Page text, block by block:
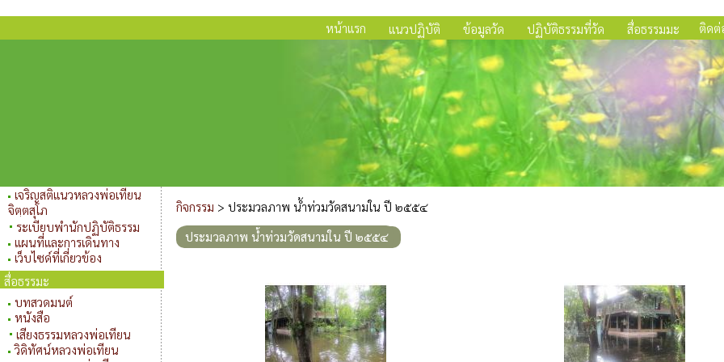
หน้าแรก แนวปฏิบัติ ข้อมูลวัด ปฏิบัติธรรมที่วัด สื่อธรรมมะ ติดต่
เจริญสติแนวหลวงพ่อเทียน
จิตฺตสุโภ
ระเบียบพำนักปฏิบัติธรรม
แผนที่และการเดินทาง
เว็บไซด์ที่เกี่ยวข้อง
สื่อธรรมะ
บทสวดมนต์
หนังสือ
เสียงธรรมหลวงพ่อเทียน
วิดิทัศน์หลวงพ่อเทียน
กิจกรรม > ประมวลภาพ น้ำท่วมวัดสนามใน ปี ๒๕๕๔
ประมวลภาพ น้ำท่วมวัดสนามใน ปี ๒๕๕๔